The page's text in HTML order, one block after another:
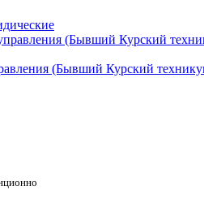
(Бывший Курский